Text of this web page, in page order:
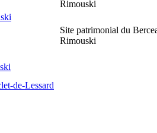
Rimouski
Site patrimonial du
Rimouski
de-Lessard